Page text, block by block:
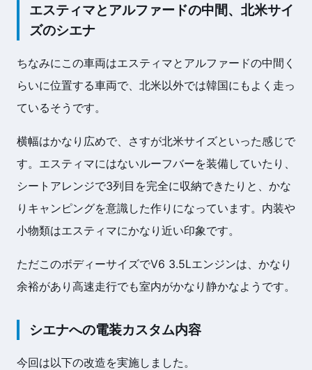
エスティマとアルファードの中間、北米サイ
ズのシエナ
ちなみにこの車両はエスティマとアルファードの中間く
らいに位置する車両で、北米以外では韓国にもよく走っ
ているそうです。
横幅はかなり広めで、さすが北米サイズといった感じで
す。エスティマにはないルーフバーを装備していたり、
シートアレンジで3列目を完全に収納できたりと、かな
りキャンピングを意識した作りになっています。内装や
小物類はエスティマにかなり近い印象です。
ただこのボディーサイズでV6 3.5Lエンジンは、かなり
余裕があり高速走行でも室内がかなり静かなようです。
シエナへの電装カスタム内容
今回は以下の改造を実施しました。